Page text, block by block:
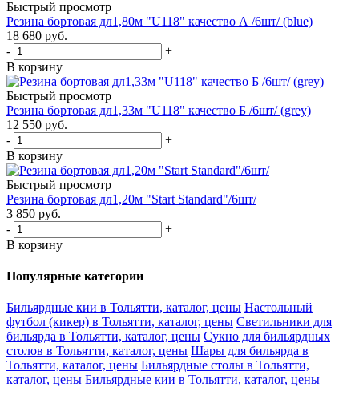
Быстрый просмотр
Резина бортовая дл1,80м "U118" качество А /6шт/ (blue)
18 680 руб.
-
+
В корзину
Быстрый просмотр
Резина бортовая дл1,33м "U118" качество Б /6шт/ (grey)
12 550 руб.
-
+
В корзину
Быстрый просмотр
Резина бортовая дл1,20м "Start Standard"/6шт/
3 850 руб.
-
+
В корзину
Популярные категории
Бильярдные кии в Тольятти, каталог, цены Настольный
футбол (кикер) в Тольятти, каталог, цены Светильники для
бильярда в Тольятти, каталог, цены Сукно для бильярдных
столов в Тольятти, каталог, цены Шары для бильярда в
Тольятти, каталог, цены Бильярдные столы в Тольятти,
каталог, цены Бильярдные кии в Тольятти, каталог, цены